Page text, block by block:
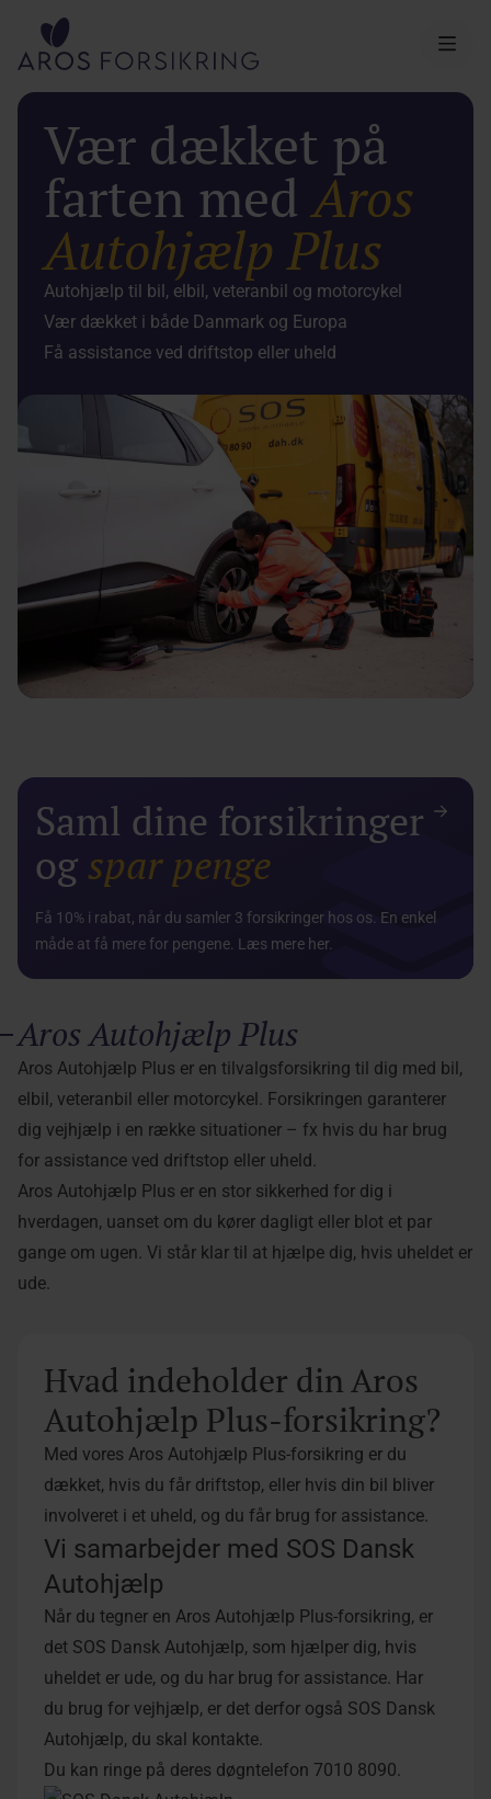
Aros Forsikring
Vær dækket på
farten med Aros
Autohjælp Plus
Autohjælp til bil, elbil, veteranbil og motorcykel
Vær dækket i både Danmark og Europa
Få assistance ved driftstop eller uheld
Aros Autohjælp Plus
Aros Autohjælp Plus er en tilvalgsforsikring til dig med bil,
elbil, veteranbil eller motorcykel. Forsikringen garanterer
dig vejhjælp i en række situationer – fx hvis du har brug
for assistance ved driftstop eller uheld.
Aros Autohjælp Plus er en stor sikkerhed for dig i
hverdagen, uanset om du kører dagligt eller blot et par
gange om ugen. Vi står klar til at hjælpe dig, hvis uheldet er
ude.
Saml dine forsikringer
ogspar penge
Få 10% i rabat, når du samler 3 forsikringer hos os. En enkel
måde at få mere for pengene. Læs mere her.
Hvad indeholder din Aros
Autohjælp Plus-forsikring?
Med vores Aros Autohjælp Plus-forsikring er du
dækket, hvis du får driftstop, eller hvis din bil bliver
involveret i et uheld, og du får brug for assistance.
Vi samarbejder med SOS Dansk
Autohjælp
Når du tegner en Aros Autohjælp Plus-forsikring, er
det SOS Dansk Autohjælp, som hjælper dig, hvis
uheldet er ude, og du har brug for assistance. Har
du brug for vejhjælp, er det derfor også SOS Dansk
Autohjælp, du skal kontakte.
Du kan ringe på deres døgntelefon 7010 8090.